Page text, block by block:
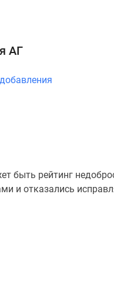
АГ
быть рейтинг
и отказались